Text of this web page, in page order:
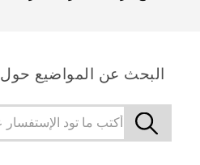
البحث عن المواضيع حول HTC Desire 530